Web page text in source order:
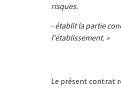
risques.
- établit la partie
l'établissement. »
Le présent contrat